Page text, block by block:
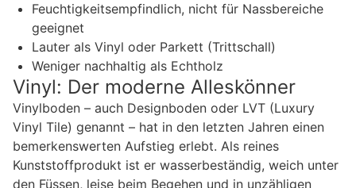
Feuchtigkeitsempfindlich, nicht für Nassbereiche
geeignet
Lauter als Vinyl oder Parkett (Trittschall)
Weniger nachhaltig als Echtholz
Vinyl: Der moderne Alleskönner
Vinylboden – auch Designboden oder LVT (Luxury
Vinyl Tile) genannt – hat in den letzten Jahren einen
bemerkenswerten Aufstieg erlebt. Als reines
Kunststoffprodukt ist er wasserbeständig, weich unter
den Füssen, leise beim Begehen und in unzähligen